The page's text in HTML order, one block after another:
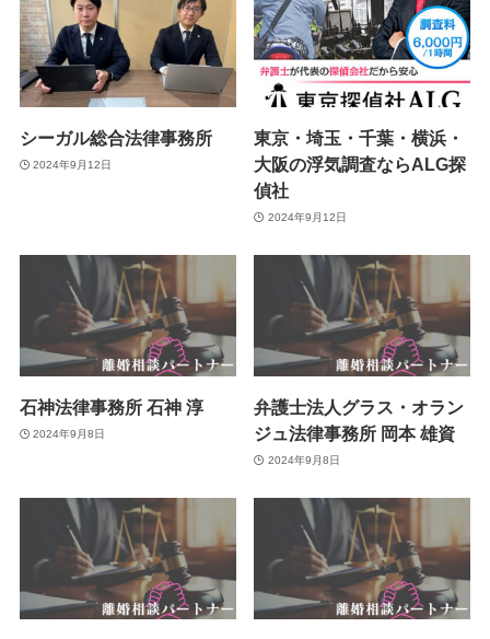
シーガル総合法律事務所
2024年9月12日
東京・埼玉・千葉・横浜・
大阪の浮気調査ならALG探
偵社
2024年9月12日
石神法律事務所 石神 淳
2024年9月8日
弁護士法人グラス・オラン
ジュ法律事務所 岡本 雄資
2024年9月8日